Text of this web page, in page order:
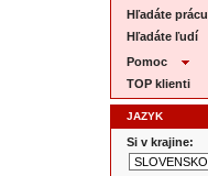
Hľadáte prácu
Hľadáte ľudí
Pomoc
TOP klienti
JAZYK
Si v krajine: